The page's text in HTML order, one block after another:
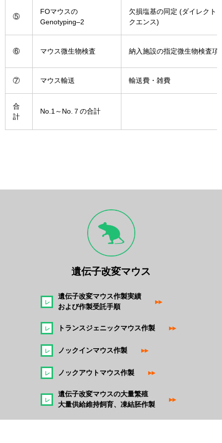
⑤
FOマウスの
Genotyping–2
欠損塩基の同定 (ダイレクト
クエンス)
⑥ マウス微生物検査 納入施設の指定微生物検査項
⑦ マウス輸送 輸送費 ・ 雑費
合
計
No.1～No.７の合計
遺伝子改変マウス
遺伝子改変マウス作製実績
および作製受託手順
▸▸
トランスジェニックマウス作製▸▸
ノックインマウス作製▸▸
ノックアウトマウス作製▸▸
遺伝子改変マウスの大量繁殖
大量供給維持飼育、凍結胚作製
▸▸